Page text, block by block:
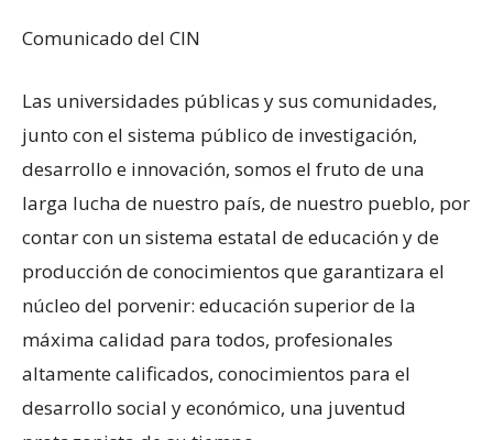
Comunicado del CIN
Las universidades públicas y sus comunidades,
junto con el sistema público de investigación,
desarrollo e innovación, somos el fruto de una
larga lucha de nuestro país, de nuestro pueblo, por
contar con un sistema estatal de educación y de
producción de conocimientos que garantizara el
núcleo del porvenir: educación superior de la
máxima calidad para todos, profesionales
altamente calificados, conocimientos para el
desarrollo social y económico, una juventud